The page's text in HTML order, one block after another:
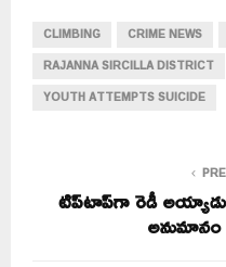
CLIMBING CRIME NEWS
RAJANNA SIRCILLA DISTRICT
YOUTH ATTEMPTS SUICIDE
టిప్‌టాప్‌గా రెడీ